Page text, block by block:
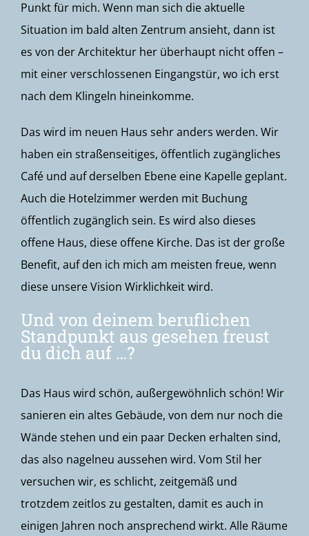
Punkt für mich. Wenn man sich die aktuelle
Situation im bald alten Zentrum ansieht, dann ist
es von der Architektur her überhaupt nicht offen –
mit einer verschlossenen Eingangstür, wo ich erst
nach dem Klingeln hineinkomme.
Das wird im neuen Haus sehr anders werden. Wir
haben ein straßenseitiges, öffentlich zugängliches
Café und auf derselben Ebene eine Kapelle geplant.
Auch die Hotelzimmer werden mit Buchung
öffentlich zugänglich sein. Es wird also dieses
offene Haus, diese offene Kirche. Das ist der große
Benefit, auf den ich mich am meisten freue, wenn
diese unsere Vision Wirklichkeit wird.
Und von deinem beruflichen
Standpunkt aus gesehen freust
du dich auf …?
Das Haus wird schön, außergewöhnlich schön! Wir
sanieren ein altes Gebäude, von dem nur noch die
Wände stehen und ein paar Decken erhalten sind,
das also nagelneu aussehen wird. Vom Stil her
versuchen wir, es schlicht, zeitgemäß und
trotzdem zeitlos zu gestalten, damit es auch in
einigen Jahren noch ansprechend wirkt. Alle Räume